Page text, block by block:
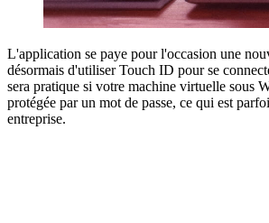
L'application se paye pour l'occasion une
désormais d'utiliser Touch ID pour se
sera pratique si votre machine virtuelle sous
protégée par un mot de passe, ce qui est
entreprise.